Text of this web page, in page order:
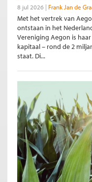
8 jul 2026 Frank Jan de
Met het vertrek van
ontstaan in het
Vereniging Aegon is
kapitaal – rond de 2
staat. Di...